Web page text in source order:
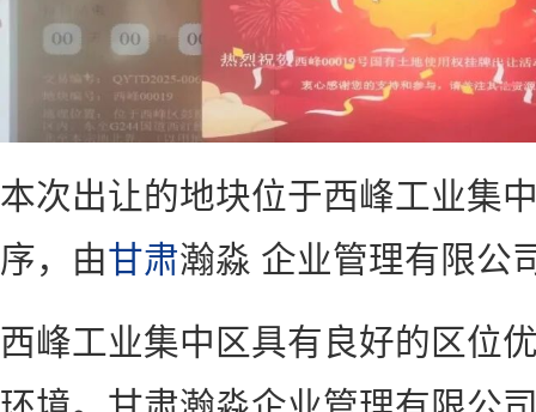
本次出让的地块位于西峰工业集
序，由甘肃瀚淼 企业管理有限公
西峰工业集中区具有良好的区位